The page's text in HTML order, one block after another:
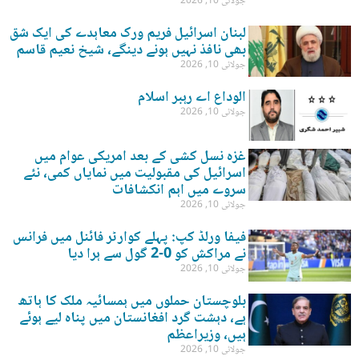
لبنان اسرائیل فریم ورک معاہدے کی ایک شق
بھی نافذ نہیں ہونے دینگے، شیخ نعیم قاسم
جولائی 10, 2026
الوداع اے رہبر اسلام
جولائی 10, 2026
غزہ نسل کشی کے بعد امریکی عوام میں
اسرائیل کی مقبولیت میں نمایاں کمی، نئے
سروے میں اہم انکشافات
جولائی 10, 2026
فیفا ورلڈ کپ: پہلے کوارٹر فائنل میں فرانس
نے مراکش کو 0-2 گول سے ہرا دیا
جولائی 10, 2026
بلوچستان حملوں میں ہمسائیہ ملک کا ہاتھ
ہے، دہشت گرد افغانستان میں پناہ لیے ہوئے
ہیں، وزیراعظم
جولائی 10, 2026